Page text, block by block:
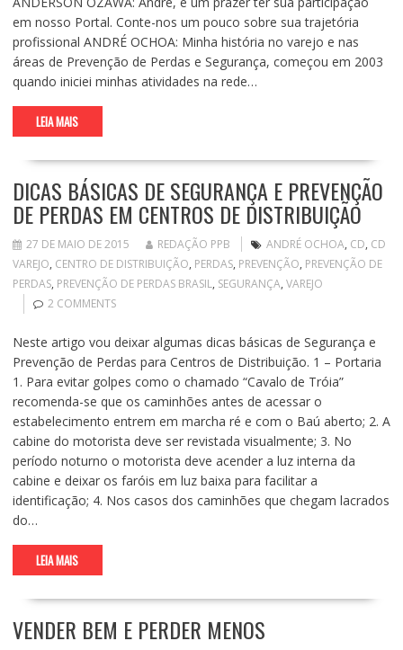
em nosso Portal. Conte-nos um pouco sobre sua trajetória
profissional ANDRÉ OCHOA: Minha história no varejo e nas
áreas de Prevenção de Perdas e Segurança, começou em 2003
quando iniciei minhas atividades na rede…
LEIA MAIS
DICAS BÁSICAS DE SEGURANÇA E PREVENÇÃO
DE PERDAS EM CENTROS DE DISTRIBUIÇÃO
27 DE MAIO DE 2015 REDAÇÃO PPB ANDRÉ OCHOA, CD, CD
VAREJO, CENTRO DE DISTRIBUIÇÃO, PERDAS, PREVENÇÃO, PREVENÇÃO DE
PERDAS, PREVENÇÃO DE PERDAS BRASIL, SEGURANÇA, VAREJO
2 COMMENTS
Neste artigo vou deixar algumas dicas básicas de Segurança e
Prevenção de Perdas para Centros de Distribuição. 1 – Portaria
1. Para evitar golpes como o chamado “Cavalo de Tróia”
recomenda-se que os caminhões antes de acessar o
estabelecimento entrem em marcha ré e com o Baú aberto; 2. A
cabine do motorista deve ser revistada visualmente; 3. No
período noturno o motorista deve acender a luz interna da
cabine e deixar os faróis em luz baixa para facilitar a
identificação; 4. Nos casos dos caminhões que chegam lacrados
do…
LEIA MAIS
VENDER BEM E PERDER MENOS